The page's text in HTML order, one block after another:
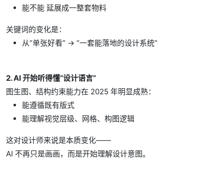
能不能 延展成一整套物料
关键词的变化是：
从“单张好看” → “一套能落地的设计系统”
2. AI 开始听得懂“设计语言”
图生图、结构约束能力在 2025 年明显成熟：
能遵循既有版式
能理解视觉层级、网格、构图逻辑
这对设计师来说是本质变化——
AI 不再只是画画，而是开始理解设计意图。